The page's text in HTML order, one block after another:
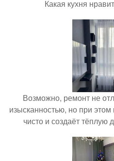
Какая кухня
Возможно, ремонт не
изысканностью, но при
чисто и создаёт